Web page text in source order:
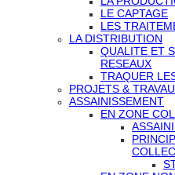
LE CAPTAGE
LES
LA DISTRIBUTION
QUALITE ET
RESEAUX
TRAQUER
PROJETS &
ASSAINISSEMENT
EN ZONE